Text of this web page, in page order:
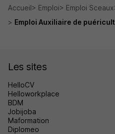
Accueil Emploi Emploi Sceaux
Emploi Auxiliaire de
Les sites
HelloCV
Helloworkplace
BDM
Jobijoba
Maformation
Diplomeo